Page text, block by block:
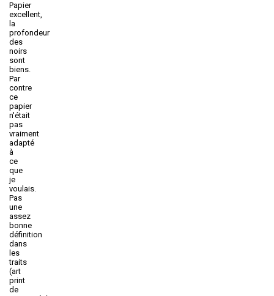
Papier
excellent,
la
profondeur
des
noirs
sont
biens.
Par
contre
ce
papier
n'était
pas
vraiment
adapté
à
ce
que
je
voulais.
Pas
une
assez
bonne
définition
dans
les
traits
(art
print
de